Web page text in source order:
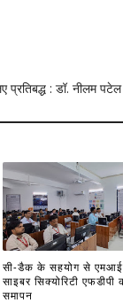
प्रतिबद्ध : डॉ. नीलम पटेल
सी-डैक के सहयोग से
साइबर सिक्योरिटी
समापन